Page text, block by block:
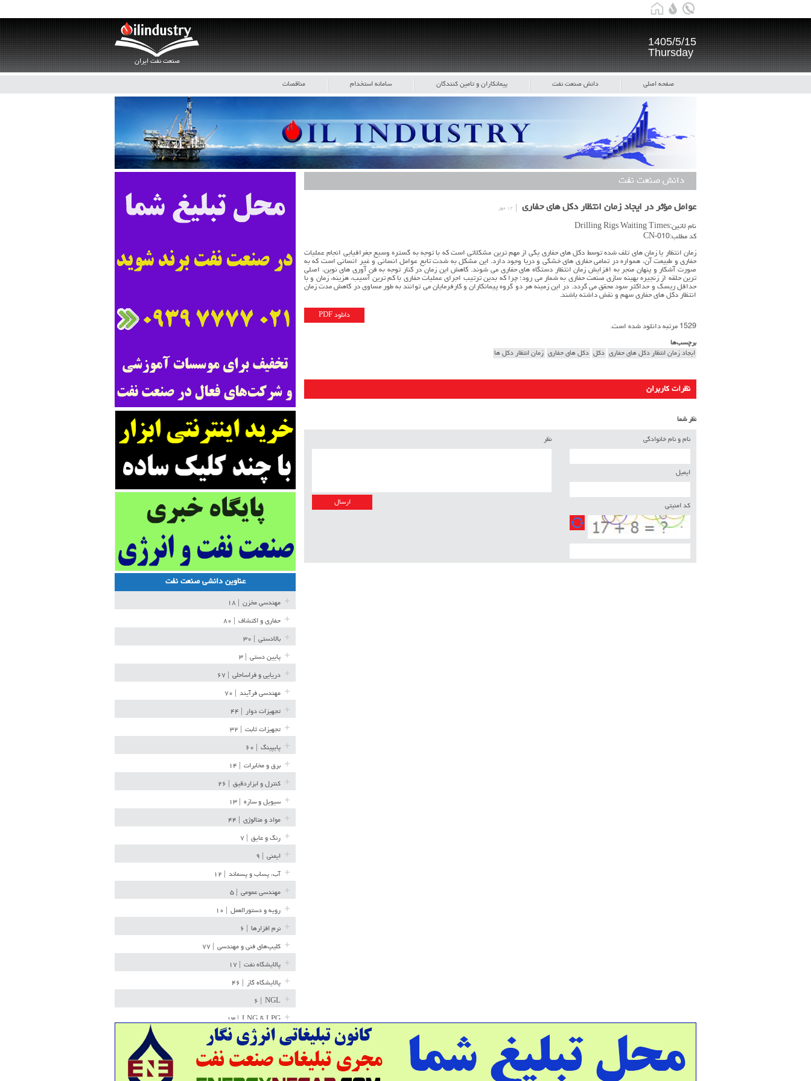
صنعت نفت ایران
1405/5/15
Thursday
صفحه اصلی دانش صنعت نفت پیمانکاران و تامین کنندگان سامانه استخدام مناقصات
دانش صنعت نفت
عوامل مؤثر در ايجاد زمان انتظار دكل هاي حفاري ۱۲ مهر
نام لاتین:Drilling Rigs Waiting Times
کد مطلب:CN-010
زمان انتظار يا زمان هاي تلف شده توسط دكل هاي حفاري يكي از مهم ترين مشكلاتي است كه با توجه به گستره وسيع جغرافيايي انجام عمليات
حفاري و طبيعت آن، همواره در تمامي حفاري هاي خشكي و دريا وجود دارد. اين مشكل به شدت تابع عوامل انساني و غير انساني است كه به
صورت آشكار و پنهان منجر به افزايش زمان انتظار دستگاه هاي حفاري مي شوند. كاهش اين زمان در كنار توجه به فن آوري هاي نوين، اصلي
ترين حلقه از زنجيره بهينه سازي صنعت حفاري به شمار مي رود؛ چرا كه بدين ترتيب اجراي عمليات حفاري با كم ترين آسيب، هزينه، زمان و با
حداقل ريسك و حداكثر سود محقق مي گردد. در اين زمينه هر دو گروه پيمانكاران و كارفرمايان مي توانند به طور مساوي در كاهش مدت زمان
انتظار دكل هاي حفاري سهم و نقش داشته باشند.
دانلود PDF
1529 مرتبه دانلود شده است.
برچسب‌ها
ايجاد زمان انتظار دكل هاي حفاري دکل دکل های حفاری زمان انتظار دکل ها
نظرات کاربران
نظر شما
نام و نام خانوادگی
ایمیل
کد امنیتی
نظر
عناوین دانشی صنعت نفت
مهندسی مخزن
حفاری و اکتشاف
بالادستی
پایین دستی
دریایی و فراساحلی
مهندسی فرآیند
تجهیزات دوار
تجهیزات ثابت
پایپینگ
برق و مخابرات
کنترل و ابزاردقیق
سیویل و سازه
مواد و متالوژی
رنگ و عایق
ایمنی
آب، پساب و پسماند
مهندسی عمومی
رویه و دستورالعمل
نرم افزارها
کلیپ‌های فنی و مهندسی
پالایشگاه نفت
پالایشگاه گاز
NGL
LNG & LPG | ۱۳
خط لوله | ۳۶
مخازن ذخیره